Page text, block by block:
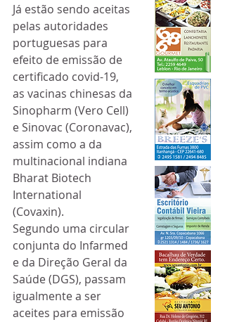
Já estão sendo aceitas
pelas autoridades
portuguesas para
efeito de emissão de
certificado covid-19,
as vacinas chinesas da
Sinopharm (Vero Cell)
e Sinovac (Coronavac),
assim como a da
multinacional indiana
Bharat Biotech
International
(Covaxin).
Segundo uma circular
conjunta do Infarmed
e da Direção Geral da
Saúde (DGS), passam
igualmente a ser
aceites para emissão